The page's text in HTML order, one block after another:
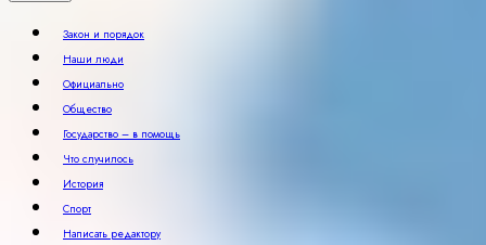
Закон и порядок
Наши люди
Официально
Общество
Государство – в помощь
Что случилось
История
Спорт
Написать редактору